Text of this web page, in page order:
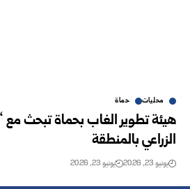
محليات حماة
‏هيئة تطوير الغاب بحماة تبحث مع
الزراعي ‏بالمنطقة
يونيو 23, 2026 يونيو 23, 2026